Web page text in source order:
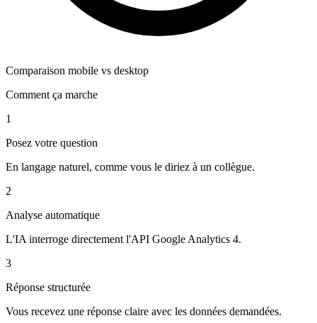
Comparaison mobile vs desktop
Comment ça marche
1
Posez votre question
En langage naturel, comme vous le diriez à un collègue.
2
Analyse automatique
L'IA interroge directement l'API Google Analytics 4.
3
Réponse structurée
Vous recevez une réponse claire avec les données demandées.